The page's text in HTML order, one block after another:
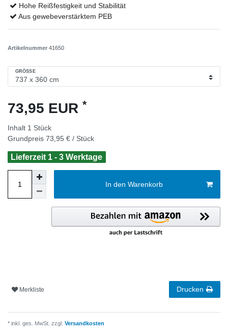
Hohe Reißfestigkeit und Stabilität
Aus gewebeverstärktem PEB
Artikelnummer 41650
GRÖSSE
73,95 EUR *
Inhalt 1 Stück
Grundpreis 73,95 € / Stück
Lieferzeit 1 - 3 Werktage
In den Warenkorb
Merkliste Drucken
* inkl. ges. MwSt. zzgl. Versandkosten